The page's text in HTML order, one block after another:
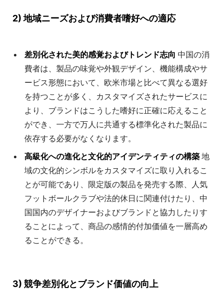
2) 地域ニーズおよび消費者嗜好への適応
差別化された美的感覚およびトレンド志向 中国の消
費者は、製品の味覚や外観デザイン、機能構成やサ
ービス形態において、欧米市場と比べて異なる選好
を持つことが多く、カスタマイズされたサービスに
より、ブランドはこうした嗜好に正確に応えること
ができ、一方で万人に共通する標準化された製品に
依存する必要がなくなります。
高級化への進化と文化的アイデンティティの構築 地
域の文化的シンボルをカスタマイズに取り入れるこ
とが可能であり、限定版の製品を発売する際、人気
フットボールクラブや法的休日に関連付けたり、中
国国内のデザイナーおよびブランドと協力したりす
ることによって、商品の感情的付加価値を一層高め
ることができる。
3) 競争差別化とブランド価値の向上